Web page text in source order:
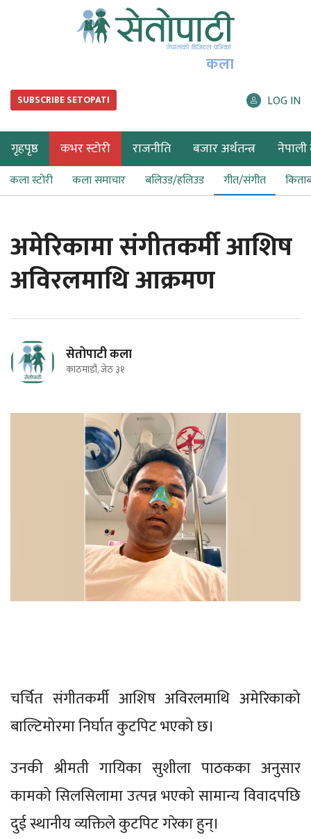
कला
SUBSCRIBE SETOPATI LOG IN
गृहपृष्ठ कभर स्टोरी राजनीति बजार अर्थतन्त्र नेपाली
कला स्टोरी कला समाचार बलिउड/हलिउड गीत/संगीत
अमेरिकामा संगीतकर्मी आशिष
अविरलमाथि आक्रमण
सेतोपाटी कला
काठमाडौं, जेठ ३१
चर्चित संगीतकर्मी आशिष अविरलमाथि अमेरिकाको
बाल्टिमोरमा निर्घात कुटपिट भएको छ।
उनकी श्रीमती गायिका सुशीला पाठकका अनुसार
कामको सिलसिलामा उत्पन्न भएको सामान्य विवादपछि
दुई स्थानीय व्यक्तिले कुटपिट गरेका हुन्।